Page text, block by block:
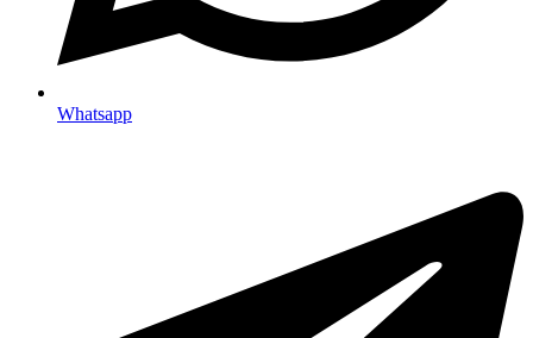
Whatsapp